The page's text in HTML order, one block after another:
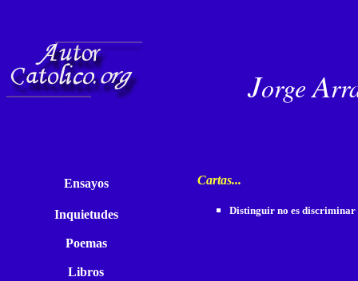
JorgeA
Ensayos
Inquietudes
Poemas
Libros
Cartas...
Distinguir no es discriminar